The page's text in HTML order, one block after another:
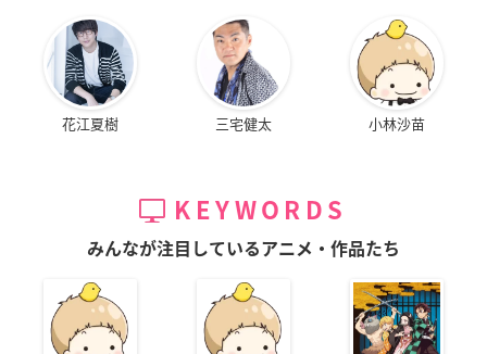
花江夏樹 三宅健太 小林沙苗
KEYWORDS
みんなが注目しているアニメ・作品たち